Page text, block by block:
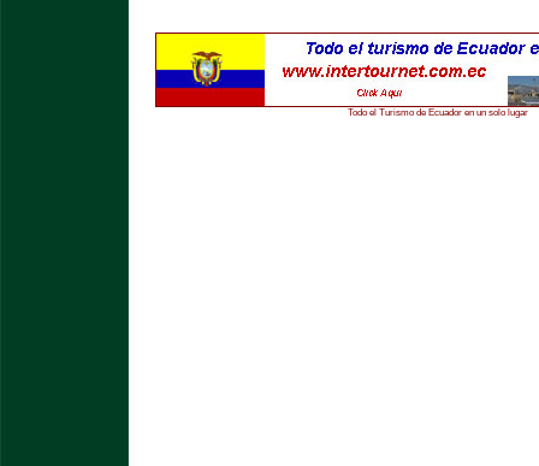
Todo el Turismo de Ecuador en un solo lugar